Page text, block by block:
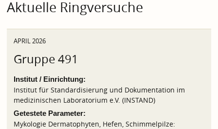
Aktuelle Ringversuche
APRIL 2026
Gruppe 491
Institut / Einrichtung:
Institut für Standardisierung und Dokumentation im
medizinischen Laboratorium e.V. (INSTAND)
Getestete Parameter:
Mykologie Dermatophyten, Hefen, Schimmelpilze: